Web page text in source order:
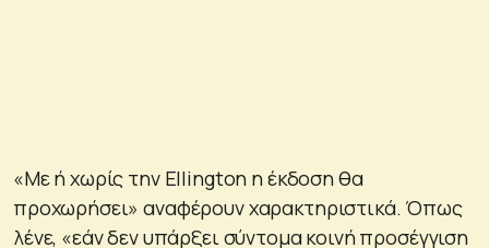
«Με ή χωρίς την Ellington η έκδοση θα
προχωρήσει» αναφέρουν χαρακτηριστικά. Όπως
λένε, «εάν δεν υπάρξει σύντομα κοινή προσέγγιση